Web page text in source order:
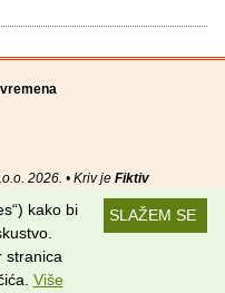
2026. • Kriv je Fiktiv
RSS kanaliSLAŽEM SE
kako bi
stranica
Više